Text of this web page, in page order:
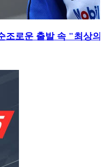
조로운 출발 속 "최상